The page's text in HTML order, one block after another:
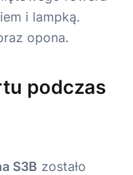
podczas
S3B zostało